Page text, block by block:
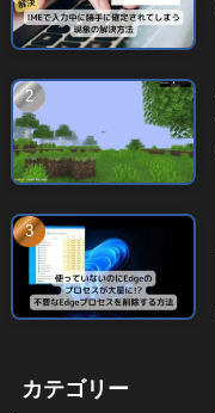
カテゴリー